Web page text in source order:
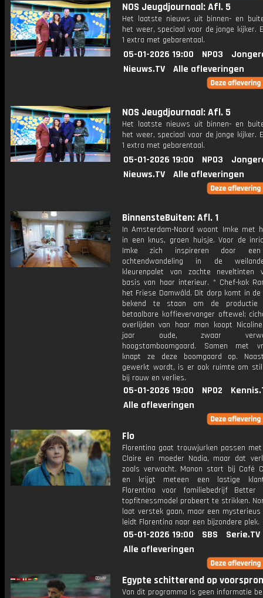
NOS Jeugdjournaal: Afl. 5
Het laatste nieuws uit binnen- en
het weer, speciaal voor de jonge kijker.
1 extra met gebarentaal.
05-01-2026 19:00 NPO3
Nieuws.TV
Alle afleveringen
NOS Jeugdjournaal: Afl. 5
Het laatste nieuws uit binnen- en
het weer, speciaal voor de jonge kijker.
1 extra met gebarentaal.
05-01-2026 19:00 NPO3
Nieuws.TV
Alle afleveringen
BinnensteBuiten: Afl. 1
In Amsterdam-Noord woont Imke met
in een knus, groen huisje. Voor de
Imke zich inspireren door een
ochtendwandeling in de
kleurenpalet van zachte neveltinten
basis van haar interieur. * Chef-kok
het Friese Damwâld. Dit dorp komt in de
bekend te staan om de productie
betaalbare koffievervanger oftewel;
overlijden van haar man koopt
jaar oude, zwaar
hoogstamboomgaard. Samen met
knapt ze deze boomgaard op.
gewerkt wordt, is er ook ruimte om
bij rouw en verlies.
05-01-2026 19:00 NPO2
Alle afleveringen
Flo
Florentina gaat trouwjurken passen
Claire en moeder Nadia, maar dat
zoals verwacht. Manon start bij Café
en krijgt meteen een lastige
Florentina voor familiebedrijf Better
topfitnessmodel probeert te strikken.
laat verstek gaan, maar een mysterieus
leidt Florentina naar een bijzondere plek.
05-01-2026 19:00 SBS
Serie.TV
Alle afleveringen
Egypte schitterend op
Van dit programma is geen informatie